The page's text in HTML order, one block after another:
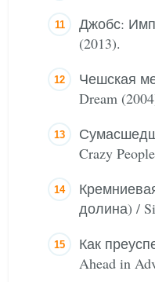
Джобс:
(2013).
Чешская
Dream
Crazy
долина) /
Как
Ahead in